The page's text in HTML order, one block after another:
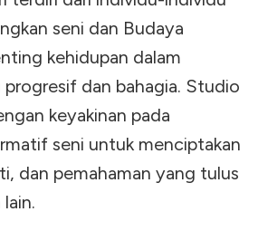
seni dan Budaya
kehidupan dalam
progresif dan bahagia. Studio
keyakinan pada
seni untuk menciptakan
dan pemahaman yang tulus